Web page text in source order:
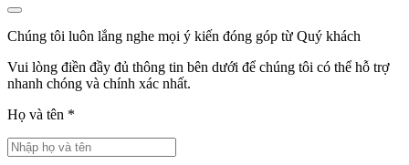
Chúng tôi luôn lắng nghe mọi ý kiến đóng góp từ Quý khách
Vui lòng điền đầy đủ thông tin bên dưới để chúng tôi có thể hỗ trợ
nhanh chóng và chính xác nhất.
Họ và tên *